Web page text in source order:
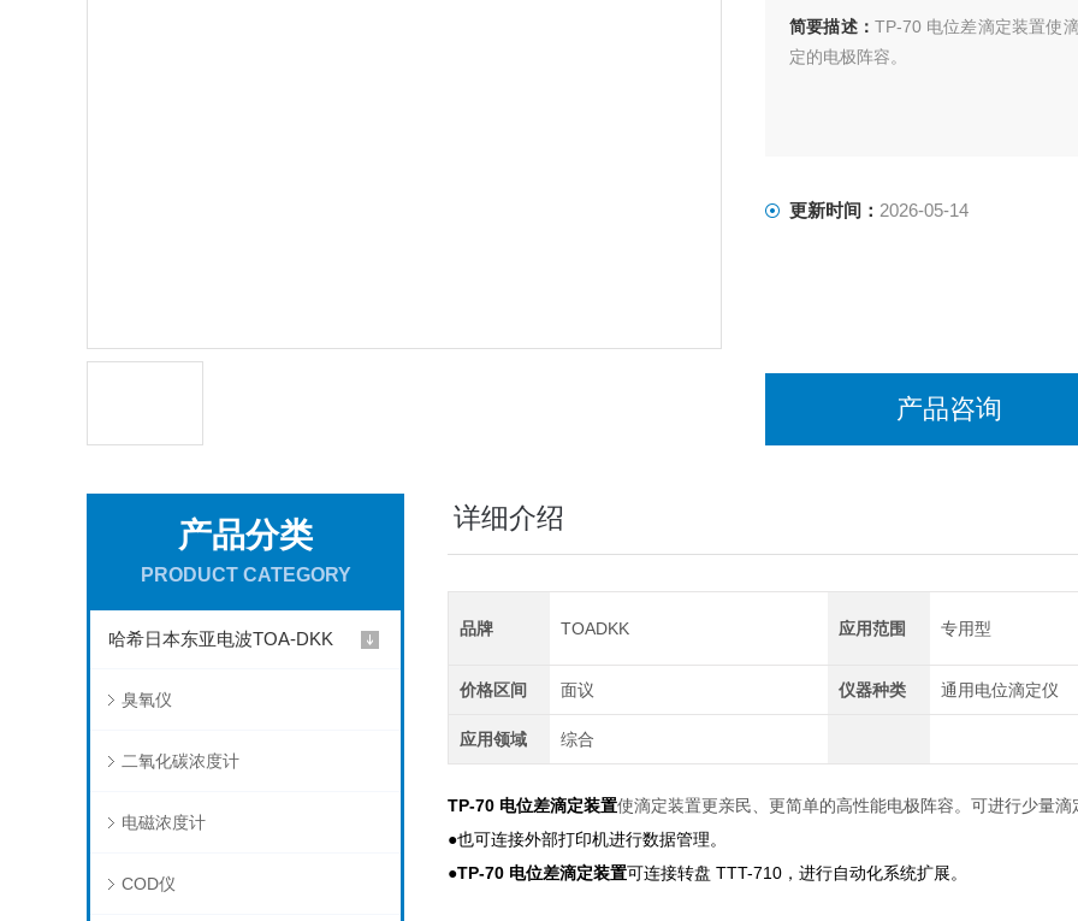
简要描述： TP-70 电位差滴定装置使
定的电极阵容。
更新时间： 2026-05-14
产品咨询
产品分类
PRODUCT CATEGORY
哈希日本东亚电波TOA-DKK
臭氧仪
二氧化碳浓度计
电磁浓度计
COD仪
详细介绍
品牌 TOADKK 应用范围 专用型
价格区间 面议 仪器种类 通用电位滴定仪
应用领域 综合
TP-70 电位差滴定装置使滴定装置更亲民、更简单的高性能电极阵容。可进行少量滴
●也可连接外部打印机进行数据管理。
●TP-70 电位差滴定装置可连接转盘 TTT-710，进行自动化系统扩展。